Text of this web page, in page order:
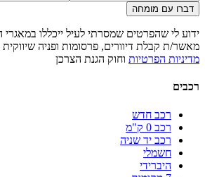
דברו עם מומחה
ידוע לי שהפרטים שמסרתי לעיל ייכללו במאגרי
מאשר/ת קבלת דיוורים, פרסומות ופניה
מדיניות הפרטיות וחוק הגנת הצרכן
רכבים
רכב חדש
רכב 0 ק"מ
רכב יד שניה
חשמלי
היברידי